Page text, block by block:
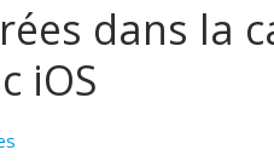
dans la
iOS